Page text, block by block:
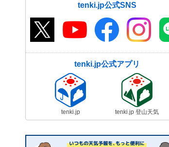
tenki.jp公式SNS
tenki.jp公式アプリ
tenki.jp tenki.jp 登山天気